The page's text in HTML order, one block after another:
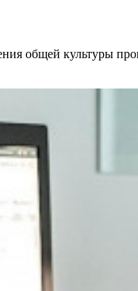
общей культуры